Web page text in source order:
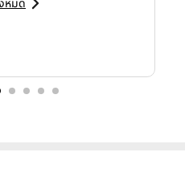
จำกัด (มหาชน) หรือ PTGเปิด
ส 1/2569 (สิ้นสุดวันที่ 31